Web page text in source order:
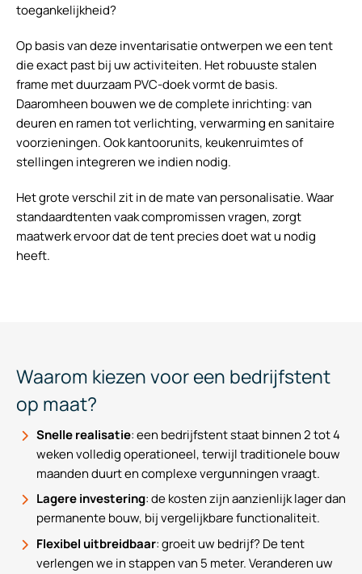
toegankelijkheid?
Op basis van deze inventarisatie ontwerpen we een tent
die exact past bij uw activiteiten. Het robuuste stalen
frame met duurzaam PVC-doek vormt de basis.
Daaromheen bouwen we de complete inrichting: van
deuren en ramen tot verlichting, verwarming en sanitaire
voorzieningen. Ook kantoorunits, keukenruimtes of
stellingen integreren we indien nodig.
Het grote verschil zit in de mate van personalisatie. Waar
standaardtenten vaak compromissen vragen, zorgt
maatwerk ervoor dat de tent precies doet wat u nodig
heeft.
Waarom kiezen voor een bedrijfstent
op maat?
Snelle realisatie: een bedrijfstent staat binnen 2 tot 4
weken volledig operationeel, terwijl traditionele bouw
maanden duurt en complexe vergunningen vraagt.
Lagere investering: de kosten zijn aanzienlijk lager dan
permanente bouw, bij vergelijkbare functionaliteit.
Flexibel uitbreidbaar: groeit uw bedrijf? De tent
verlengen we in stappen van 5 meter. Veranderen uw